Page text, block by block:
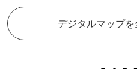
デジタルマップ